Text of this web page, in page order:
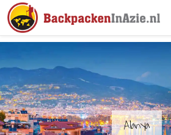
Alanya